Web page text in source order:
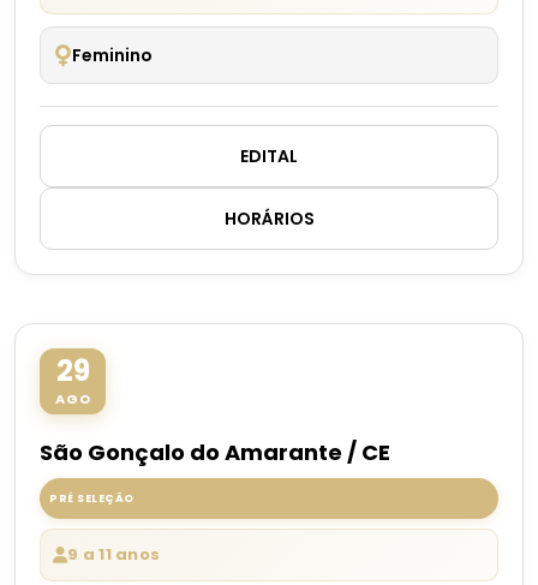
Feminino
EDITAL
HORÁRIOS
29
AGO
São Gonçalo do Amarante / CE
PRÉ SELEÇÃO
9 a 11 anos